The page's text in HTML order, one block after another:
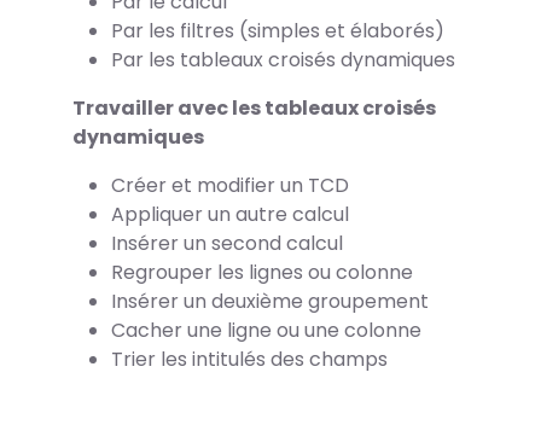
Par les filtres (simples et élaborés)
Par les tableaux croisés dynamiques
Travailler avec les tableaux croisés
dynamiques
Créer et modifier un TCD
Appliquer un autre calcul
Insérer un second calcul
Regrouper les lignes ou colonne
Insérer un deuxième groupement
Cacher une ligne ou une colonne
Trier les intitulés des champs